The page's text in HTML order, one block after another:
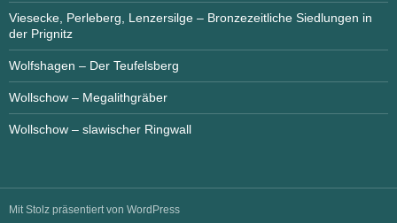
Viesecke, Perleberg, Lenzersilge – Bronzezeitliche Siedlungen in
der Prignitz
Wolfshagen – Der Teufelsberg
Wollschow – Megalithgräber
Wollschow – slawischer Ringwall
Mit Stolz präsentiert von WordPress